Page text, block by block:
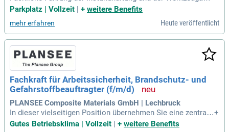
gabe und der diesen Bereichen zugeordneten Mitarbeitende
elevanter Vorgaben; Verantwortung für das operative Tages
geschäft, wie z.
Parkplatz | Vollzeit
+ weitere Benefits
mehr erfahren Heute veröffentlicht
Fachkraft für Arbeitssicherheit, Brandschutz- und
Gefahrstoffbeauftragter (f/m/d)
PLANSEE Composite Materials GmbH | Lechbruck
In dieser vielseitigen Position übernehmen Sie eine zentrale
Rolle bei der Gestaltung und Weiterentwicklung der Bereich
+
Gutes Betriebsklima | Vollzeit | + weitere Benefits